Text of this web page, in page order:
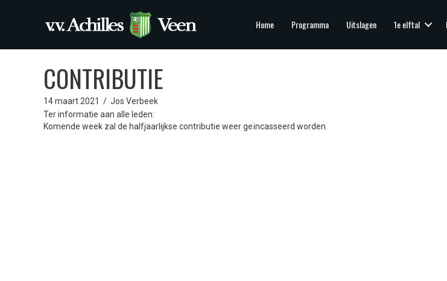
Home Programma Uitslagen 1e elftal
CONTRIBUTIE
14 maart 2021 / Jos Verbeek
Ter informatie aan alle leden:
Komende week zal de halfjaarlijkse contributie weer geïncasseerd worden.